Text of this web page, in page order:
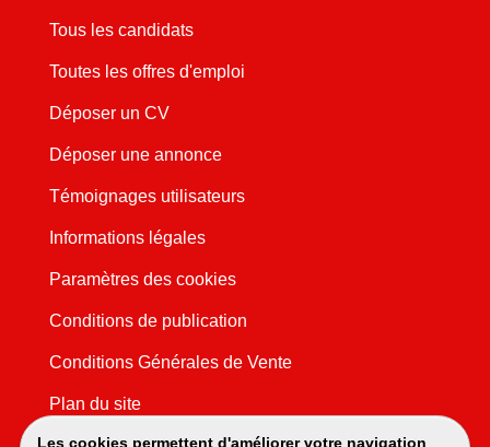
Les cookies permettent d'améliorer votre navigation
Tous les candidats
Toutes les offres d'emploi
Déposer un CV
Déposer une annonce
Témoignages utilisateurs
Informations légales
Paramètres des cookies
Conditions de publication
Conditions Générales de Vente
Plan du site